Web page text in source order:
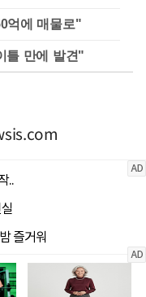
억에 매물로"
틀 만에 발견"